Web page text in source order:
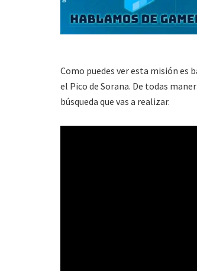
Como puedes ver esta misión es
el Pico de Sorana. De todas
búsqueda que vas a realizar.